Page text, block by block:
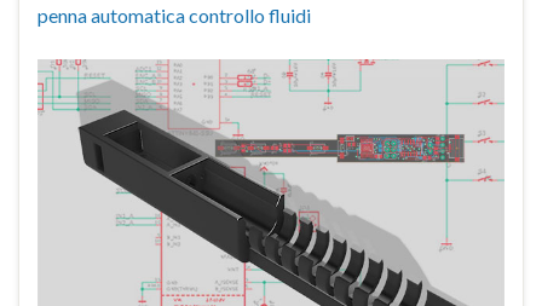
penna automatica controllo fluidi